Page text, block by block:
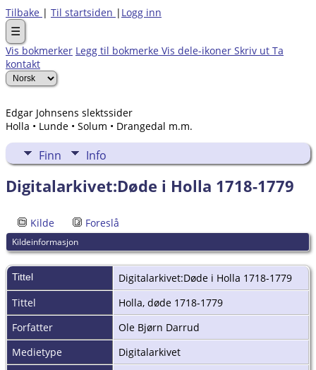
Tilbake | Til startsiden | Logg inn
☰
Vis bokmerker Legg til bokmerke Vis dele-ikoner Skriv ut Ta
kontakt
Edgar Johnsens slektssider
Holla • Lunde • Solum • Drangedal m.m.
Finn Info
Digitalarkivet:Døde i Holla 1718-1779
Kilde Foreslå
Kildeinformasjon
Tittel
Digitalarkivet:Døde i Holla 1718-1779
Tittel
Holla, døde 1718-1779
Forfatter
Ole Bjørn Darrud
Medietype
Digitalarkivet